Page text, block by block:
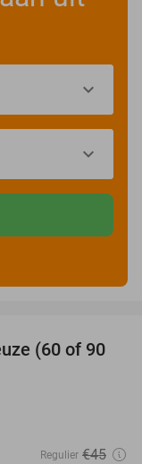
40%
(60 of 90
Regulier €45